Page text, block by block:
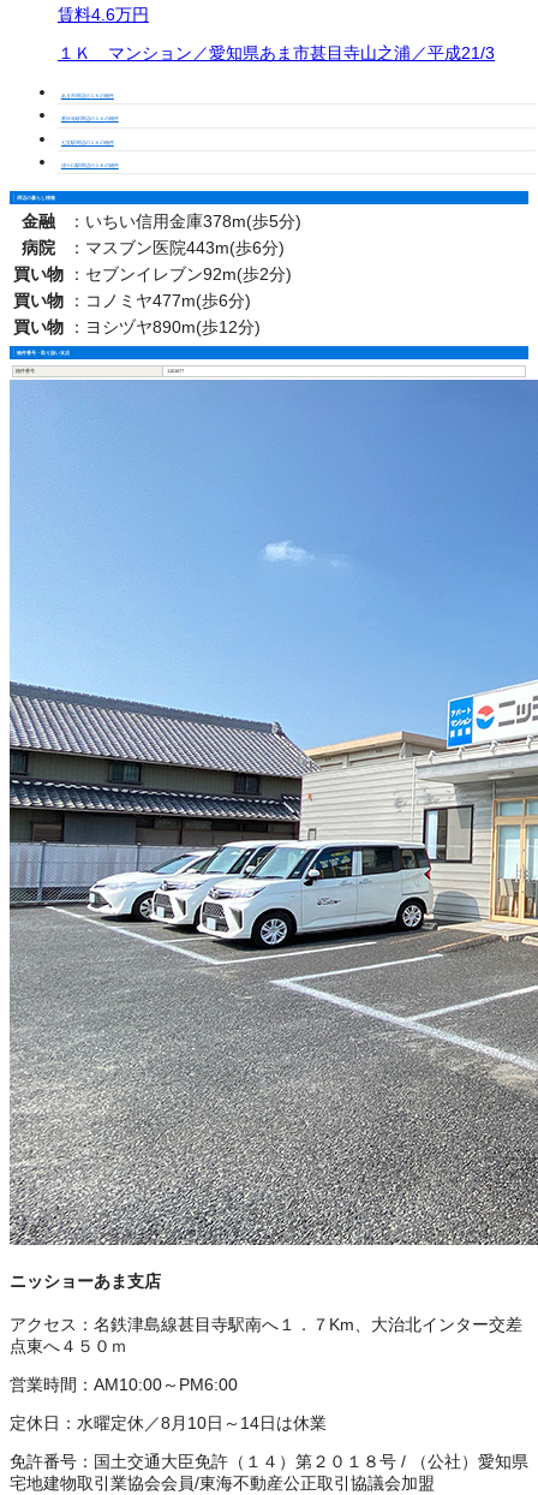
賃料4.6万円
１Ｋ マンション／愛知県あま市甚目寺山之浦／平成21/3
あま市周辺の１Ｋの物件
甚目寺駅周辺の１Ｋの物件
七宝駅周辺の１Ｋの物件
須ケ口駅周辺の１Ｋの物件
周辺の暮らし情報
金融 ： いちい信用金庫378m(歩5分)
病院
： マスブン医院443m(歩6分)
買い物
： セブンイレブン92m(歩2分)
買い物
： コノミヤ477m(歩6分)
買い物
： ヨシヅヤ890m(歩12分)
物件番号・取り扱い支店
物件番号 1101677
ニッショーあま支店
アクセス： 名鉄津島線甚目寺駅南へ１．７Km、大治北インター交差
点東へ４５０ｍ
営業時間： AM10:00～PM6:00
定休日： 水曜定休／8月10日～14日は休業
免許番号： 国土交通大臣免許（１４）第２０１８号 /
（公社）愛知県
宅地建物取引業協会会員/東海不動産公正取引協議会加盟